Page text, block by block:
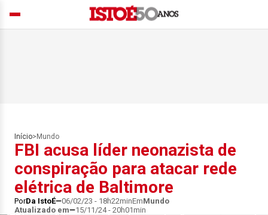
Início> Mundo
FBI acusa líder neonazista de
conspiração para atacar rede
elétrica de Baltimore
PorDa IstoÉ 06/02/23 - 18h22minEmMundo
Atualizado em
15/11/24 - 20h01min